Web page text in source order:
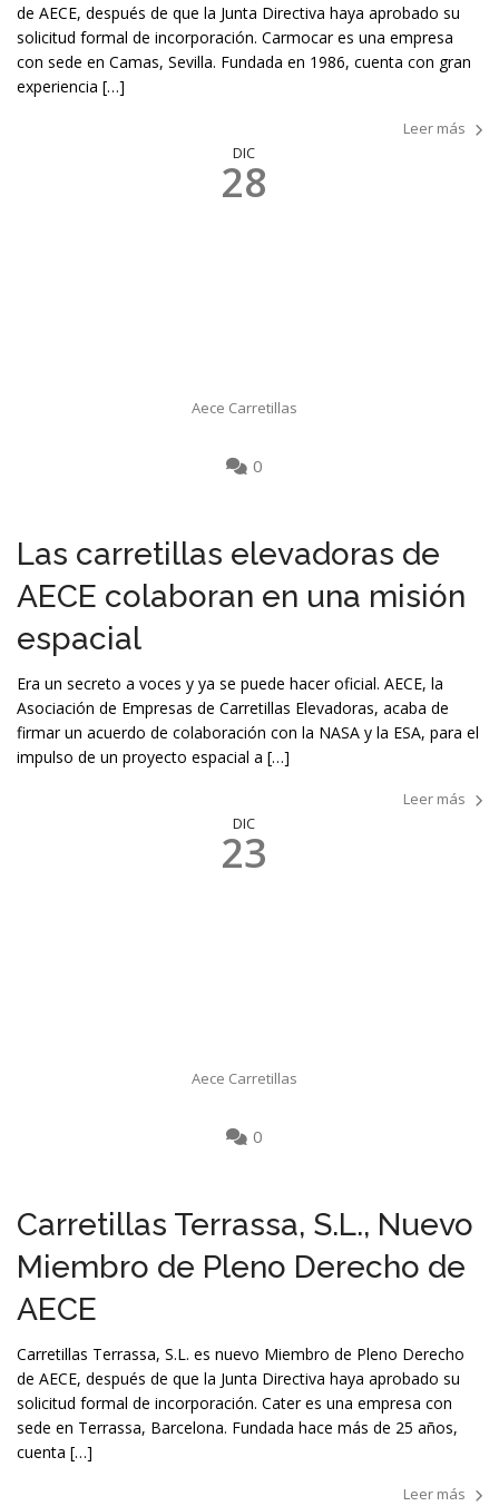
de AECE, después de que la Junta Directiva haya aprobado su
solicitud formal de incorporación. Carmocar es una empresa
con sede en Camas, Sevilla. Fundada en 1986, cuenta con gran
experiencia […]
Leer más
DIC
28
Aece Carretillas
0
Las carretillas elevadoras de
AECE colaboran en una misión
espacial
Era un secreto a voces y ya se puede hacer oficial. AECE, la
Asociación de Empresas de Carretillas Elevadoras, acaba de
firmar un acuerdo de colaboración con la NASA y la ESA, para el
impulso de un proyecto espacial a […]
Leer más
DIC
23
Aece Carretillas
0
Carretillas Terrassa, S.L., Nuevo
Miembro de Pleno Derecho de
AECE
Carretillas Terrassa, S.L. es nuevo Miembro de Pleno Derecho
de AECE, después de que la Junta Directiva haya aprobado su
solicitud formal de incorporación. Cater es una empresa con
sede en Terrassa, Barcelona. Fundada hace más de 25 años,
cuenta […]
Leer más